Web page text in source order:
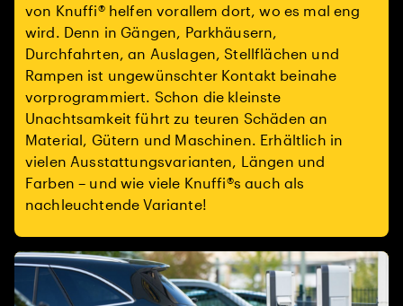
von Knuffi® helfen vorallem dort, wo es mal eng
wird. Denn in Gängen, Parkhäusern,
Durchfahrten, an Auslagen, Stellflächen und
Rampen ist ungewünschter Kontakt beinahe
vorprogrammiert. Schon die kleinste
Unachtsamkeit führt zu teuren Schäden an
Material, Gütern und Maschinen. Erhältlich in
vielen Ausstattungsvarianten, Längen und
Farben – und wie viele Knuffi®s auch als
nachleuchtende Variante!